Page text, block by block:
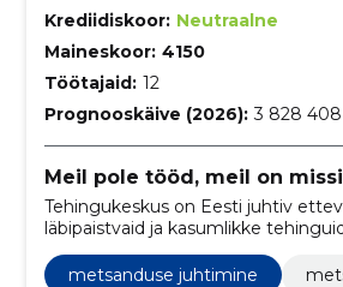
Krediidiskoor: Neutraalne
Maineskoor: 4150
Töötajaid: 12
Prognooskäive (2026): 3 828
Meil pole tööd, meil on
Tehingukeskus on Eesti juhtiv
läbipaistvaid ja kasumlikke
põllumaadega, hõlmates
müüki, ostu ning raieõiguse
metsanduse juhtimine